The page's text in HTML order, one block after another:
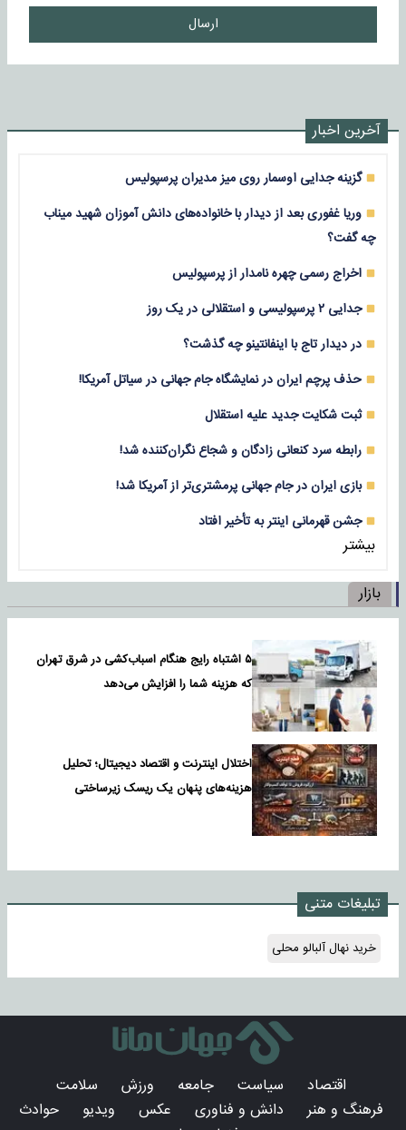
ارسال
آخرین اخبار
گزینه جدایی اوسمار روی میز مدیران پرسپولیس
وریا غفوری بعد از دیدار با خانواده‌های دانش آموزان شهید میناب
چه گفت؟
اخراج رسمی چهره نامدار از پرسپولیس
جدایی ۲ پرسپولیسی و استقلالی در یک روز
در دیدار تاج با اینفانتینو چه گذشت؟
حذف پرچم ایران در نمایشگاه جام جهانی در سیاتل آمریکا!
ثبت شکایت جدید علیه استقلال
رابطه سرد کنعانی زادگان و شجاع نگران‌کننده شد!
بازی‌ ایران در جام جهانی پرمشتری‌تر از آمریکا شد!
جشن قهرمانی اینتر به تأخیر افتاد
بیشتر
بازار
۵ اشتباه رایج هنگام اسباب‌کشی در شرق تهران
که هزینه شما را افزایش می‌دهد
اختلال اینترنت و اقتصاد دیجیتال؛ تحلیل
هزینه‌های پنهان یک ریسک زیرساختی
تبلیغات متنی
خرید نهال آلبالو محلی
اقتصاد سیاست جامعه ورزش
سلامت
فرهنگ و هنر
دانش و فناوری عکس ویدیو
حوادث